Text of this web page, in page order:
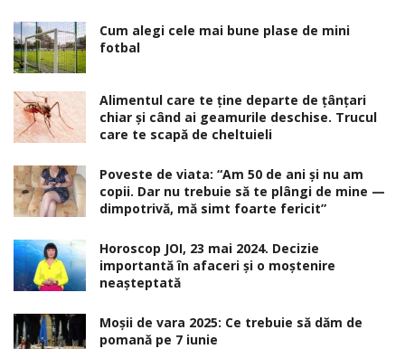
Cum alegi cele mai bune plase de mini
fotbal
Alimentul care te ține departe de țânțari
chiar și când ai geamurile deschise. Trucul
care te scapă de cheltuieli
Poveste de viata: “Am 50 de ani și nu am
copii. Dar nu trebuie să te plângi de mine —
dimpotrivă, mă simt foarte fericit”
Horoscop JOI, 23 mai 2024. Decizie
importantă în afaceri şi o moştenire
neaşteptată
Moșii de vara 2025: Ce trebuie să dăm de
pomană pe 7 iunie